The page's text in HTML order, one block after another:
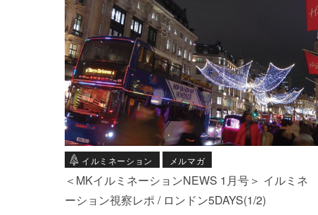
イルミネーション メルマガ
＜MKイルミネーションNEWS 1月号＞ イルミネ
ーション視察レポ / ロンドン5DAYS(1/2)